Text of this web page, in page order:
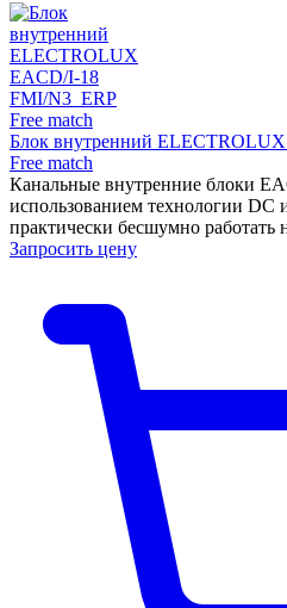
Блок внутренний
Free match
Канальные внутренние блоки
использованием технологии DC
практически бесшумно работать
Запросить цену